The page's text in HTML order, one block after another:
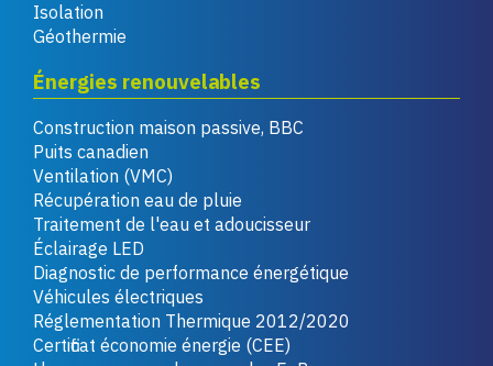
Isolation
Géothermie
Énergies renouvelables
Construction maison passive, BBC
Puits canadien
Ventilation (VMC)
Récupération eau de pluie
Traitement de l'eau et adoucisseur
Éclairage LED
Diagnostic de performance énergétique
Véhicules électriques
Réglementation Thermique 2012/2020
Certificat économie énergie (CEE)